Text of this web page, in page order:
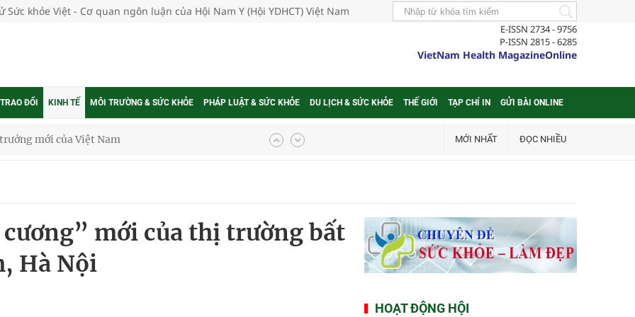
Sức khỏe Việt - Cơ quan ngôn luận của Hội Nam Y (Hội YDHCT) Việt Nam
E-ISSN 2734 - 9756
P-ISSN 2815 - 6285
VietNam Health MagazineOnline
ĐỔI KINH TẾ MÔI TRƯỜNG & SỨC KHỎE PHÁP LUẬT & SỨC KHỎE DU LỊCH & SỨC KHỎE THẾ GIỚI TẠP CHÍ IN GỬI BÀI ONLINE
mới của Việt Nam
lực cho môi trường và cộng đồng
bảo hiểm y tế nếu không đăng ký khám theo yêu
MỚI NHẤT ĐỌC NHIỀU
mới của thị trường bất
Hà Nội
HOẠT ĐỘNG HỘI